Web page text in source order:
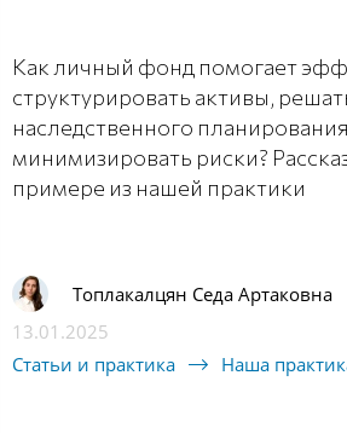
Как личный фонд помогает
структурировать активы,
наследственного
минимизировать риски?
примере из нашей практики
Топлакалцян Седа Артаковна
13.01.2025
Статьи и практика
Наша